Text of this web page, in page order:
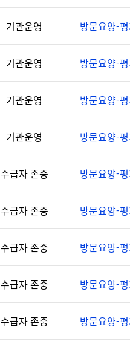
기관운영 방문요양-
기관운영 방문요양-
기관운영 방문요양-
기관운영 방문요양-
수급자 존중 방문요양-
수급자 존중 방문요양-
수급자 존중 방문요양-
수급자 존중 방문요양-
수급자 존중 방문요양-